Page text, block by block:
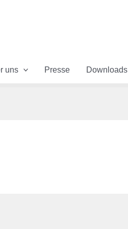
uns Presse Downloads